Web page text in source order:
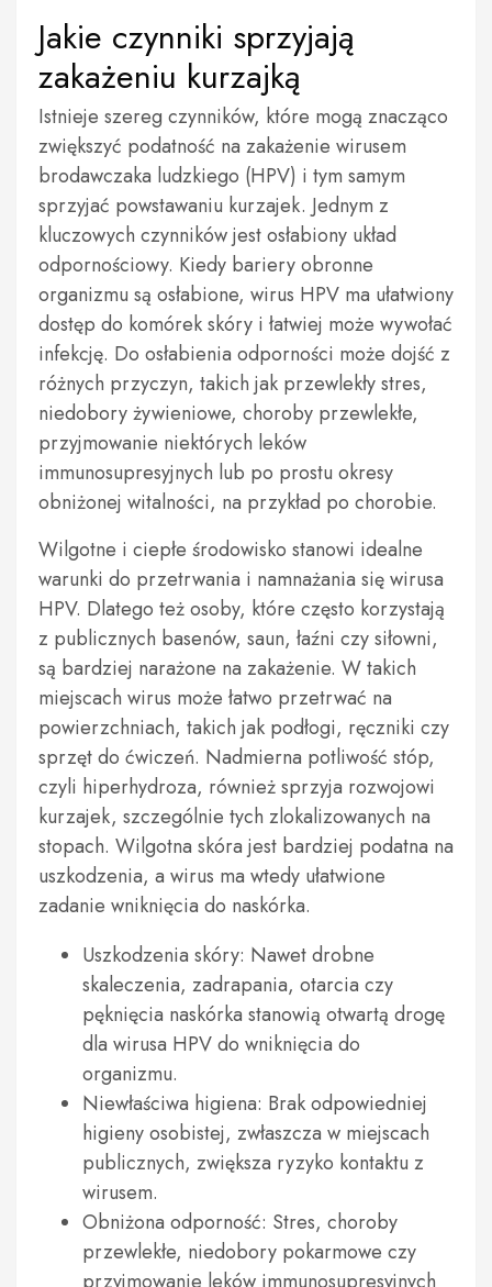
Jakie czynniki sprzyjają
zakażeniu kurzajką
Istnieje szereg czynników, które mogą znacząco
zwiększyć podatność na zakażenie wirusem
brodawczaka ludzkiego (HPV) i tym samym
sprzyjać powstawaniu kurzajek. Jednym z
kluczowych czynników jest osłabiony układ
odpornościowy. Kiedy bariery obronne
organizmu są osłabione, wirus HPV ma ułatwiony
dostęp do komórek skóry i łatwiej może wywołać
infekcję. Do osłabienia odporności może dojść z
różnych przyczyn, takich jak przewlekły stres,
niedobory żywieniowe, choroby przewlekłe,
przyjmowanie niektórych leków
immunosupresyjnych lub po prostu okresy
obniżonej witalności, na przykład po chorobie.
Wilgotne i ciepłe środowisko stanowi idealne
warunki do przetrwania i namnażania się wirusa
HPV. Dlatego też osoby, które często korzystają
z publicznych basenów, saun, łaźni czy siłowni,
są bardziej narażone na zakażenie. W takich
miejscach wirus może łatwo przetrwać na
powierzchniach, takich jak podłogi, ręczniki czy
sprzęt do ćwiczeń. Nadmierna potliwość stóp,
czyli hiperhydroza, również sprzyja rozwojowi
kurzajek, szczególnie tych zlokalizowanych na
stopach. Wilgotna skóra jest bardziej podatna na
uszkodzenia, a wirus ma wtedy ułatwione
zadanie wniknięcia do naskórka.
Uszkodzenia skóry: Nawet drobne
skaleczenia, zadrapania, otarcia czy
pęknięcia naskórka stanowią otwartą drogę
dla wirusa HPV do wniknięcia do
organizmu.
Niewłaściwa higiena: Brak odpowiedniej
higieny osobistej, zwłaszcza w miejscach
publicznych, zwiększa ryzyko kontaktu z
wirusem.
Obniżona odporność: Stres, choroby
przewlekłe, niedobory pokarmowe czy